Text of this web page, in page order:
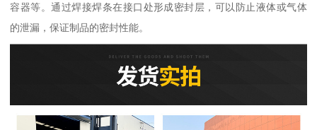
容器等。通过焊接焊条在接口处形成密封层，可以防止液体或气体
的泄漏，保证制品的密封性能。